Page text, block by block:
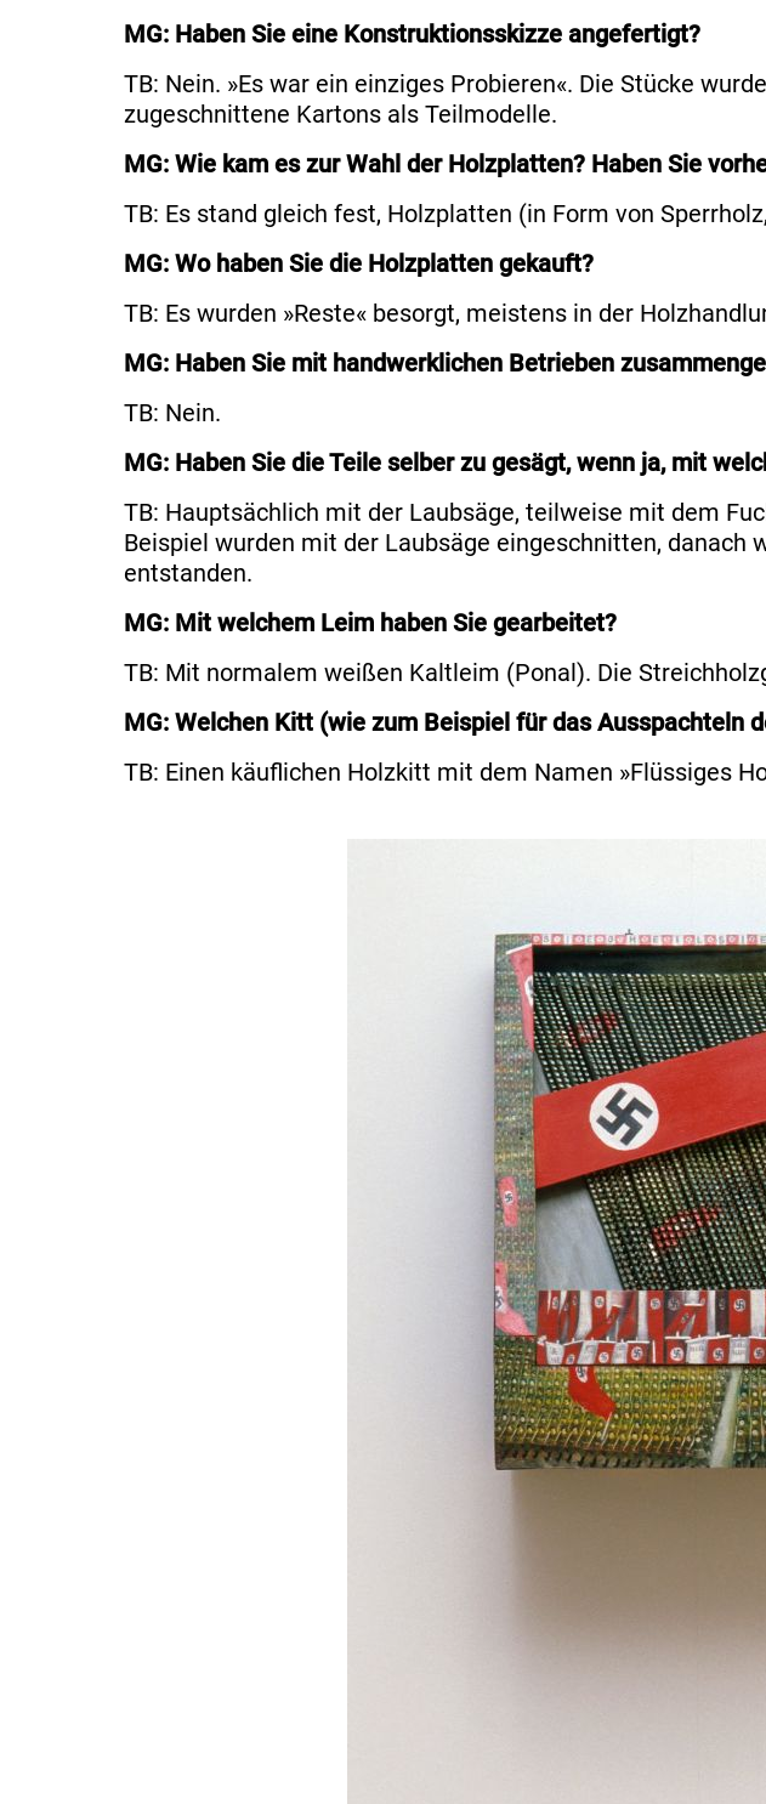
MG: Haben Sie eine Konstruktionsskizze angefertigt?
TB: Nein. »Es war ein einziges Probieren«. Die Stücke
zugeschnittene Kartons als Teilmodelle.
MG: Wie kam es zur Wahl der Holzplatten? Haben Sie
TB: Es stand gleich fest, Holzplatten (in Form von
MG: Wo haben Sie die Holzplatten gekauft?
TB: Es wurden »Reste« besorgt, meistens in der
MG: Haben Sie mit handwerklichen Betrieben
TB: Nein.
MG: Haben Sie die Teile selber zu gesägt, wenn ja, mit
TB: Hauptsächlich mit der Laubsäge, teilweise mit dem
Beispiel wurden mit der Laubsäge eingeschnitten, danach
entstanden.
MG: Mit welchem Leim haben Sie gearbeitet?
TB: Mit normalem weißen Kaltleim (Ponal). Die
MG: Welchen Kitt (wie zum Beispiel für das Ausspachteln
TB: Einen käuflichen Holzkitt mit dem Namen »Flüssiges